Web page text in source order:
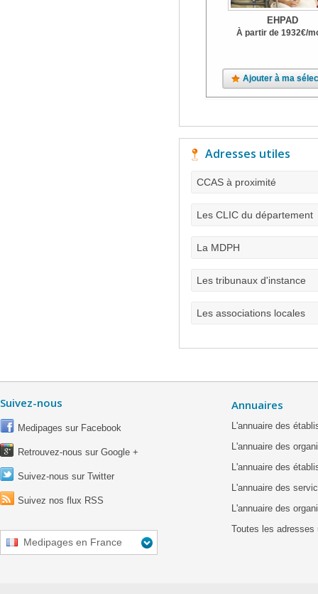
EHPAD
À partir de 1932€/
Ajouter à ma
Adresses utiles
CCAS à proximité
Les CLIC du département
La MDPH
Les tribunaux d'instance
Les associations locales
Suivez-nous
Medipages sur Facebook
Retrouvez-nous sur Google +
Suivez-nous sur Twitter
Suivez nos flux RSS
Medipages en France
Annuaires
L'annuaire des
L'annuaire des
L'annuaire des
L'annuaire des
L'annuaire des
Toutes les adresses